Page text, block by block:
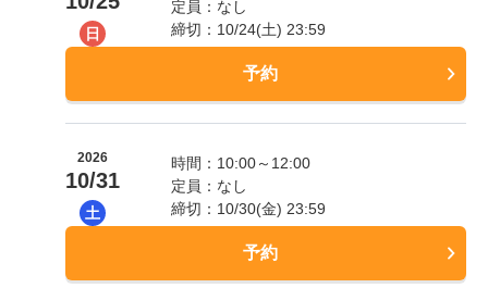
日
定員：なし
締切：10/24(土) 23:59
予約
2026
10/31
土
時間：10:00～12:00
定員：なし
締切：10/30(金) 23:59
予約